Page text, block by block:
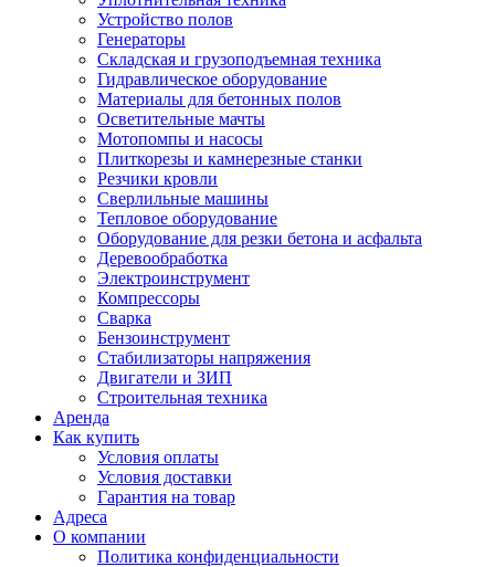
Устройство полов
Генераторы
Складская и грузоподъемная техника
Гидравлическое оборудование
Материалы для бетонных полов
Осветительные мачты
Мотопомпы и насосы
Плиткорезы и камнерезные станки
Резчики кровли
Сверлильные машины
Тепловое оборудование
Оборудование для резки бетона и асфальта
Деревообработка
Электроинструмент
Компрессоры
Сварка
Бензоинструмент
Стабилизаторы напряжения
Двигатели и ЗИП
Строительная техника
Аренда
Как купить
Условия оплаты
Условия доставки
Гарантия на товар
Адреса
О компании
Политика конфиденциальности